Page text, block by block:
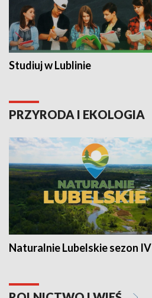
Studiuj w Lublinie
PRZYRODA I EKOLOGIA
Naturalnie Lubelskie sezon IV